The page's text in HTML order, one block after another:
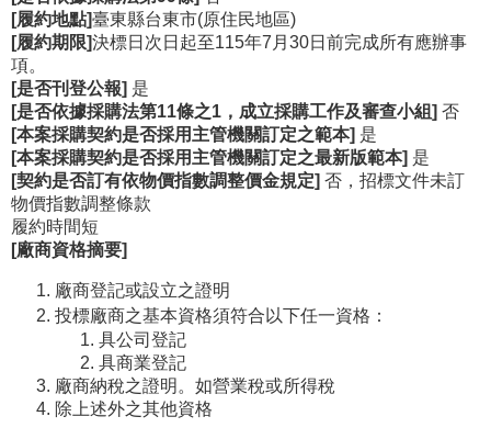
公
開
資
訊
語系
[履約地點]臺東縣台東市(原住民地區)
[履約期限]決標日次日起至115年7月30日前完成所有應辦事
項。
[是否刊登公報] 是
[是否依據採購法第11條之1，成立採購工作及審查小組] 否
[本案採購契約是否採用主管機關訂定之範本] 是
[本案採購契約是否採用主管機關訂定之最新版範本] 是
[契約是否訂有依物價指數調整價金規定] 否，招標文件未訂
物價指數調整條款
履約時間短
[廠商資格摘要]
廠商登記或設立之證明
投標廠商之基本資格須符合以下任一資格：
具公司登記
具商業登記
廠商納稅之證明。如營業稅或所得稅
除上述外之其他資格